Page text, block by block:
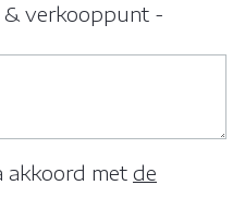
verkooppunt -
akkoord met de